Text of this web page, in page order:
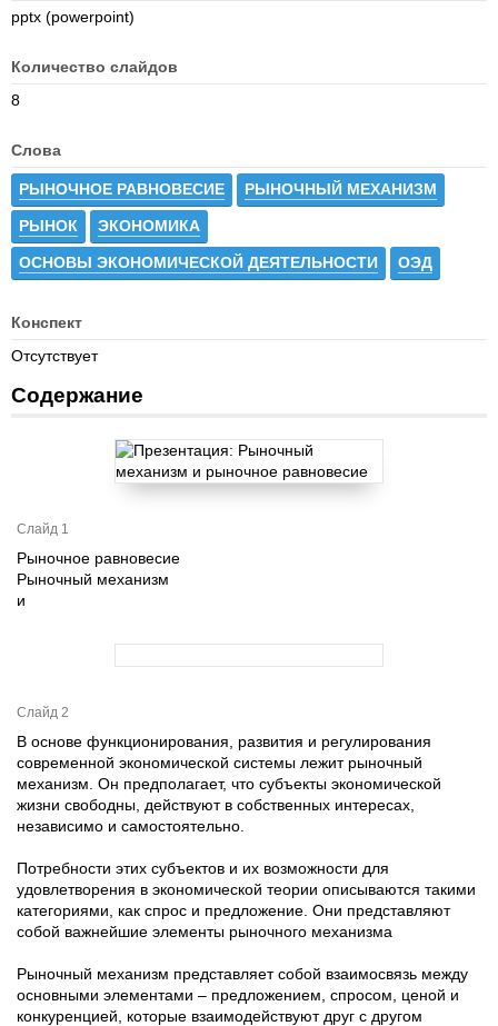
pptx (powerpoint)
Количество слайдов
8
Слова
РЫНОЧНОЕ РАВНОВЕСИЕ РЫНОЧНЫЙ МЕХАНИЗМ
РЫНОК ЭКОНОМИКА
ОСНОВЫ ЭКОНОМИЧЕСКОЙ ДЕЯТЕЛЬНОСТИ ОЭД
Конспект
Отсутствует
Содержание
Слайд 1
Рыночное равновесие
Рыночный механизм
и
Слайд 2
В основе функционирования, развития и регулирования
современной экономической системы лежит рыночный
механизм. Он предполагает, что субъекты экономической
жизни свободны, действуют в собственных интересах,
независимо и самостоятельно.
Потребности этих субъектов и их возможности для
удовлетворения в экономической теории описываются такими
категориями, как спрос и предложение. Они представляют
собой важнейшие элементы рыночного механизма
Рыночный механизм представляет собой взаимосвязь между
основными элементами – предложением, спросом, ценой и
конкуренцией, которые взаимодействуют друг с другом